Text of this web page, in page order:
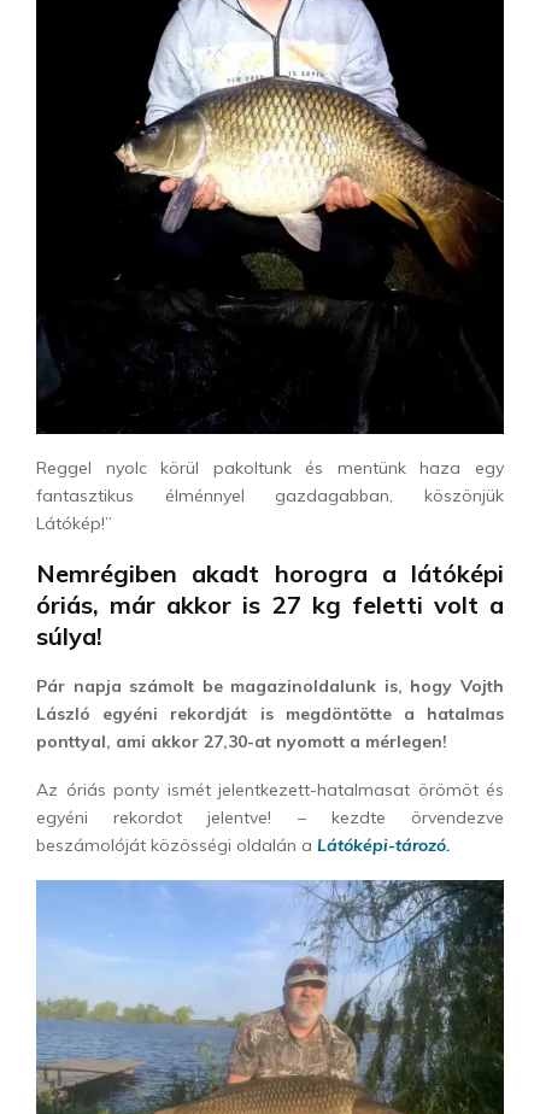
Reggel nyolc körül pakoltunk és mentünk haza egy
fantasztikus élménnyel gazdagabban, köszönjük
Látókép!”
Nemrégiben akadt horogra a látóképi
óriás, már akkor is 27 kg feletti volt a
súlya!
Pár napja számolt be magazinoldalunk is, hogy Vojth
László egyéni rekordját is megdöntötte a hatalmas
ponttyal, ami akkor 27,30-at nyomott a mérlegen!
Az óriás ponty ismét jelentkezett-hatalmasat örömöt és
egyéni rekordot jelentve! – kezdte örvendezve
beszámolóját közösségi oldalán a Látóképi-tározó.